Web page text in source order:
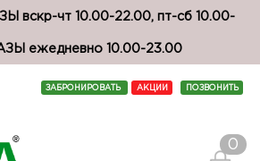
вскр-чт 10.00-22.00, пт-сб 10.00-
ежедневно 10.00-23.00
ЗАБРОНИРОВАТЬ АКЦИИ ПОЗВОНИТЬ
0